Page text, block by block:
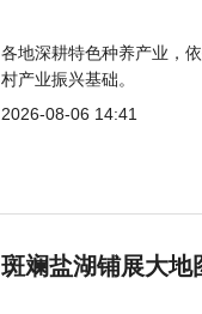
各地深耕特色种养产业，
村产业振兴基础。
2026-08-06 14:41
斑斓盐湖铺展大地